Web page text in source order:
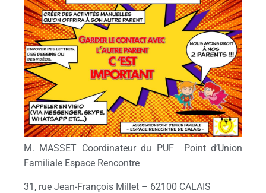
M. MASSET Coordinateur du PUF Point d’Union
Familiale Espace Rencontre
31, rue Jean-François Millet – 62100 CALAIS